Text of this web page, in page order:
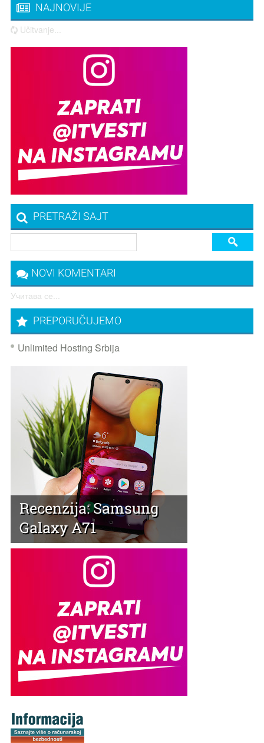
NAJNOVIJE
Učitvanje...
PRETRAŽI SAJT
NOVI KOMENTARI
Учитава се...
PREPORUČUJEMO
Unlimited Hosting Srbija
Recenzija: Samsung
Galaxy A71